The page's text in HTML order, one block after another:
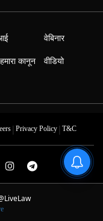
कानून
वेबिनार
वीडियो
| Privacy Policy| T&C